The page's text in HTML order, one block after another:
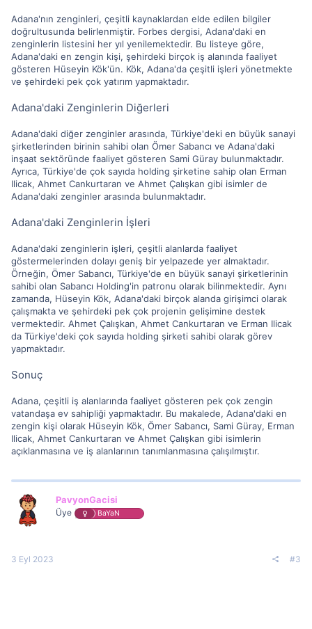
Adana'nın zenginleri, çeşitli kaynaklardan elde edilen bilgiler
doğrultusunda belirlenmiştir. Forbes dergisi, Adana'daki en
zenginlerin listesini her yıl yenilemektedir. Bu listeye göre,
Adana'daki en zengin kişi, şehirdeki birçok iş alanında faaliyet
gösteren Hüseyin Kök'ün. Kök, Adana'da çeşitli işleri yönetmekte
ve şehirdeki pek çok yatırım yapmaktadır.
Adana'daki Zenginlerin Diğerleri
Adana'daki diğer zenginler arasında, Türkiye'deki en büyük sanayi
şirketlerinden birinin sahibi olan Ömer Sabancı ve Adana'daki
inşaat sektöründe faaliyet gösteren Sami Güray bulunmaktadır.
Ayrıca, Türkiye'de çok sayıda holding şirketine sahip olan Erman
Ilicak, Ahmet Cankurtaran ve Ahmet Çalışkan gibi isimler de
Adana'daki zenginler arasında bulunmaktadır.
Adana'daki Zenginlerin İşleri
Adana'daki zenginlerin işleri, çeşitli alanlarda faaliyet
göstermelerinden dolayı geniş bir yelpazede yer almaktadır.
Örneğin, Ömer Sabancı, Türkiye'de en büyük sanayi şirketlerinin
sahibi olan Sabancı Holding'in patronu olarak bilinmektedir. Aynı
zamanda, Hüseyin Kök, Adana'daki birçok alanda girişimci olarak
çalışmakta ve şehirdeki pek çok projenin gelişimine destek
vermektedir. Ahmet Çalışkan, Ahmet Cankurtaran ve Erman Ilicak
da Türkiye'deki çok sayıda holding şirketi sahibi olarak görev
yapmaktadır.
Sonuç
Adana, çeşitli iş alanlarında faaliyet gösteren pek çok zengin
vatandaşa ev sahipliği yapmaktadır. Bu makalede, Adana'daki en
zengin kişi olarak Hüseyin Kök, Ömer Sabancı, Sami Güray, Erman
Ilicak, Ahmet Cankurtaran ve Ahmet Çalışkan gibi isimlerin
açıklanmasına ve iş alanlarının tanımlanmasına çalışılmıştır.
PavyonGacisi
Üye BaYaN
3 Eyl 2023 #3